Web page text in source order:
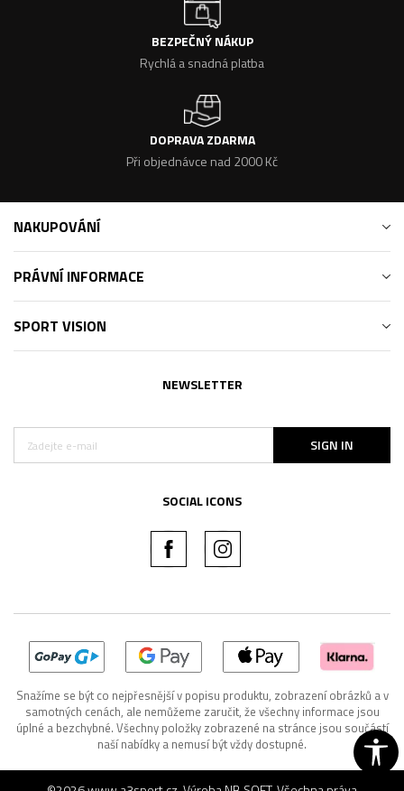
BEZPEČNÝ NÁKUP
Rychlá a snadná platba
DOPRAVA ZDARMA
Při objednávce nad 2000 Kč
NAKUPOVÁNÍ
PRÁVNÍ INFORMACE
SPORT VISION
NEWSLETTER
SIGN IN
SOCIAL ICONS
Snažíme se být co nejpřesnější v popisu produktu, zobrazení obrázků a v
samotných cenách, ale nemůžeme zaručit, že všechny informace jsou
úplné a bezchybné. Všechny položky zobrazené na stránce jsou součástí
naší nabídky a nemusí být vždy dostupné.